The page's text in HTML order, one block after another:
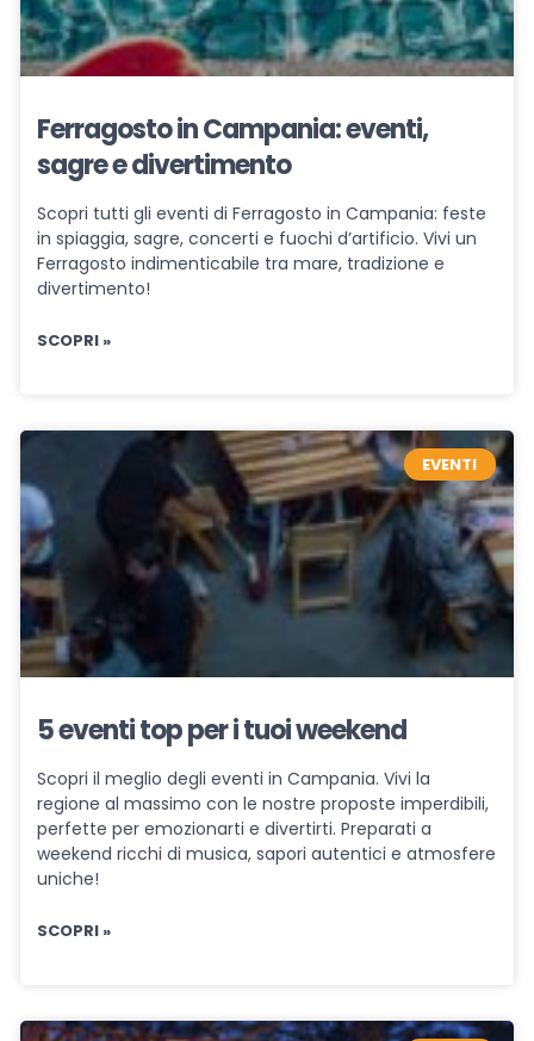
Ferragosto in Campania: eventi,
sagre e divertimento
Scopri tutti gli eventi di Ferragosto in Campania: feste
in spiaggia, sagre, concerti e fuochi d’artificio. Vivi un
Ferragosto indimenticabile tra mare, tradizione e
divertimento!
SCOPRI »
EVENTI
5 eventi top per i tuoi weekend
Scopri il meglio degli eventi in Campania. Vivi la
regione al massimo con le nostre proposte imperdibili,
perfette per emozionarti e divertirti. Preparati a
weekend ricchi di musica, sapori autentici e atmosfere
uniche!
SCOPRI »